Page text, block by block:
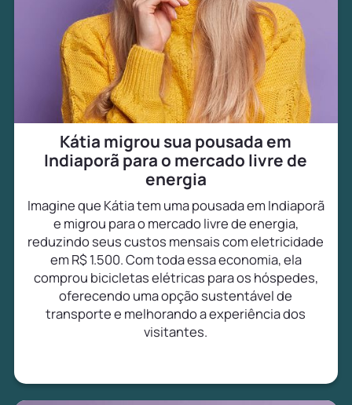
Kátia migrou sua pousada em
Indiaporã para o mercado livre de
energia
Imagine que Kátia tem uma pousada em Indiaporã
e migrou para o mercado livre de energia,
reduzindo seus custos mensais com eletricidade
em R$ 1.500. Com toda essa economia, ela
comprou bicicletas elétricas para os hóspedes,
oferecendo uma opção sustentável de
transporte e melhorando a experiência dos
visitantes.